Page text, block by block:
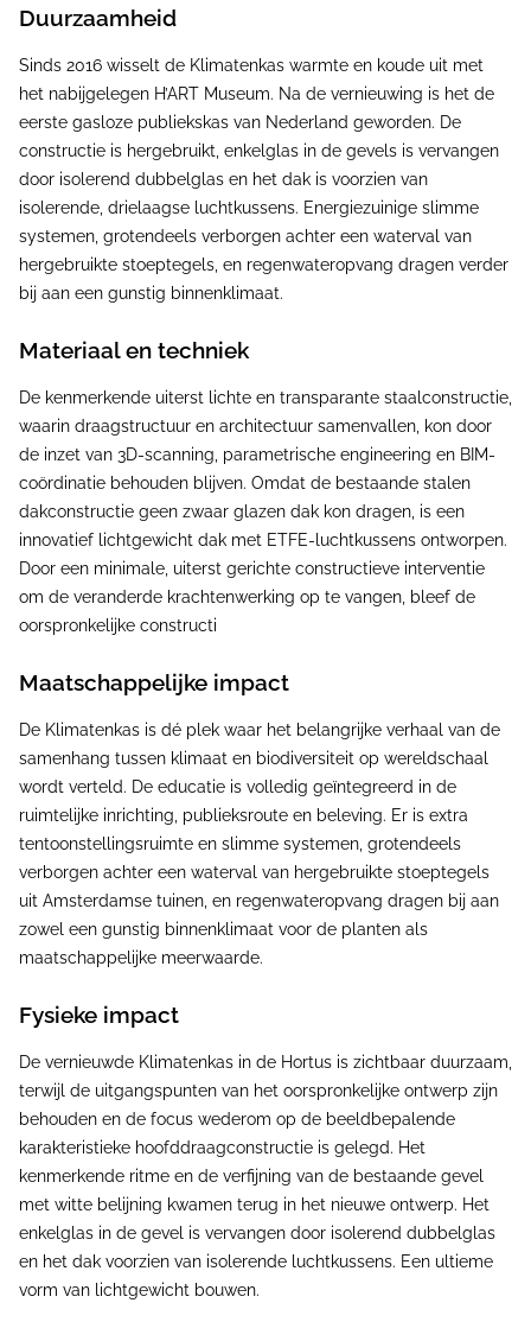
Duurzaamheid
Sinds 2016 wisselt de Klimatenkas warmte en koude uit met
het nabijgelegen H’ART Museum. Na de vernieuwing is het de
eerste gasloze publiekskas van Nederland geworden. De
constructie is hergebruikt, enkelglas in de gevels is vervangen
door isolerend dubbelglas en het dak is voorzien van
isolerende, drielaagse luchtkussens. Energiezuinige slimme
systemen, grotendeels verborgen achter een waterval van
hergebruikte stoeptegels, en regenwateropvang dragen verder
bij aan een gunstig binnenklimaat.
Materiaal en techniek
De kenmerkende uiterst lichte en transparante staalconstructie,
waarin draagstructuur en architectuur samenvallen, kon door
de inzet van 3D-scanning, parametrische engineering en BIM-
coördinatie behouden blijven. Omdat de bestaande stalen
dakconstructie geen zwaar glazen dak kon dragen, is een
innovatief lichtgewicht dak met ETFE-luchtkussens ontworpen.
Door een minimale, uiterst gerichte constructieve interventie
om de veranderde krachtenwerking op te vangen, bleef de
oorspronkelijke constructi
Maatschappelijke impact
De Klimatenkas is dé plek waar het belangrijke verhaal van de
samenhang tussen klimaat en biodiversiteit op wereldschaal
wordt verteld. De educatie is volledig geïntegreerd in de
ruimtelijke inrichting, publieksroute en beleving. Er is extra
tentoonstellingsruimte en slimme systemen, grotendeels
verborgen achter een waterval van hergebruikte stoeptegels
uit Amsterdamse tuinen, en regenwateropvang dragen bij aan
zowel een gunstig binnenklimaat voor de planten als
maatschappelijke meerwaarde.
Fysieke impact
De vernieuwde Klimatenkas in de Hortus is zichtbaar duurzaam,
terwijl de uitgangspunten van het oorspronkelijke ontwerp zijn
behouden en de focus wederom op de beeldbepalende
karakteristieke hoofddraagconstructie is gelegd. Het
kenmerkende ritme en de verfijning van de bestaande gevel
met witte belijning kwamen terug in het nieuwe ontwerp. Het
enkelglas in de gevel is vervangen door isolerend dubbelglas
en het dak voorzien van isolerende luchtkussens. Een ultieme
vorm van lichtgewicht bouwen.